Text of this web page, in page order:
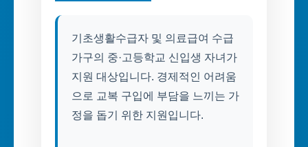
기초생활수급자 및 의료급여 수급
가구의 중·고등학교 신입생 자녀가
지원 대상입니다. 경제적인 어려움
으로 교복 구입에 부담을 느끼는 가
정을 돕기 위한 지원입니다.